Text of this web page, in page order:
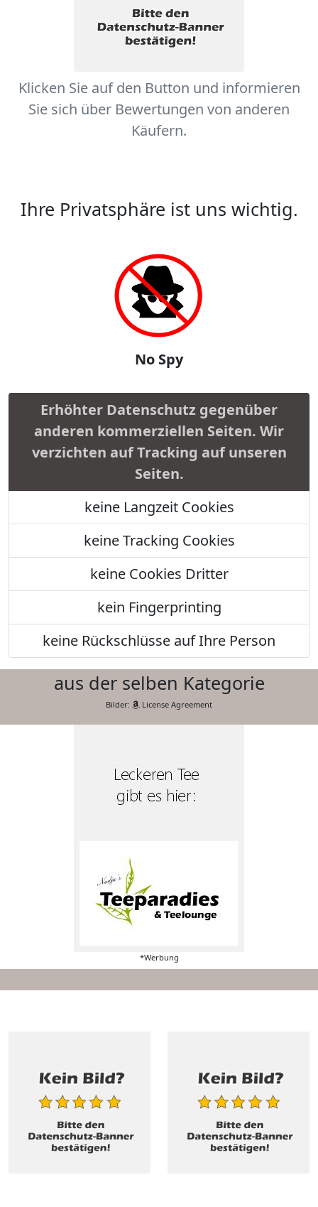
Klicken Sie auf den Button und informieren
Sie sich über Bewertungen von anderen
Käufern.
Ihre Privatsphäre ist uns wichtig.
No Spy
Erhöhter Datenschutz gegenüber
anderen kommerziellen Seiten. Wir
verzichten auf Tracking auf unseren
Seiten.
keine Langzeit Cookies
keine Tracking Cookies
keine Cookies Dritter
kein Fingerprinting
keine Rückschlüsse auf Ihre Person
aus der selben Kategorie
Bilder: License Agreement
*Werbung